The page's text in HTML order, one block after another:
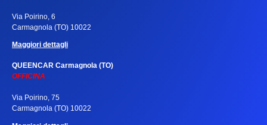
Via Poirino, 6
Carmagnola (TO) 10022
Maggiori dettagli
QUEENCAR Carmagnola (TO)
OFFICINA
Via Poirino, 75
Carmagnola (TO) 10022